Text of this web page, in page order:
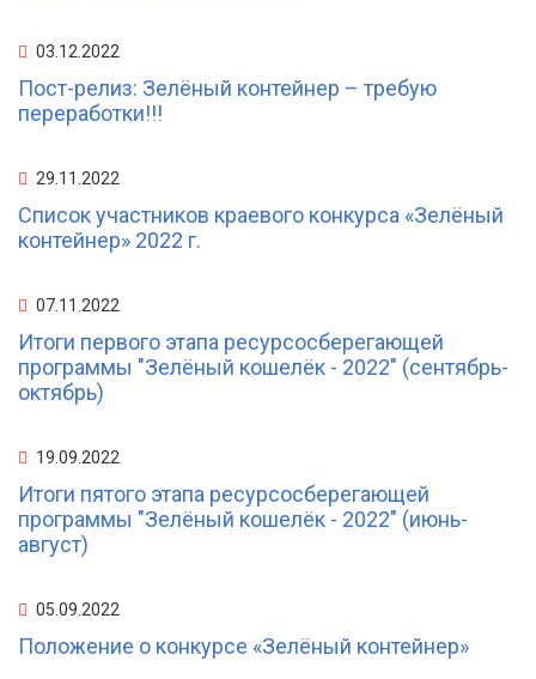
03.12.2022
Пост-релиз: Зелёный контейнер – требую
переработки!!!
29.11.2022
Список участников краевого конкурса «Зелёный
контейнер» 2022 г.
07.11.2022
Итоги первого этапа ресурсосберегающей
программы "Зелёный кошелёк - 2022" (сентябрь-
октябрь)
19.09.2022
Итоги пятого этапа ресурсосберегающей
программы "Зелёный кошелёк - 2022" (июнь-
август)
05.09.2022
Положение о конкурсе «Зелёный контейнер»